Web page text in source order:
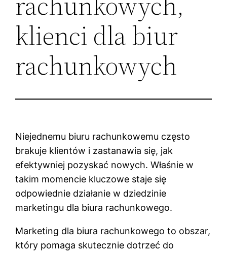
klienci dla biur
rachunkowych
Niejednemu biuru rachunkowemu często
brakuje klientów i zastanawia się, jak
efektywniej pozyskać nowych. Właśnie w
takim momencie kluczowe staje się
odpowiednie działanie w dziedzinie
marketingu dla biura rachunkowego.
Marketing dla biura rachunkowego to obszar,
który pomaga skutecznie dotrzeć do